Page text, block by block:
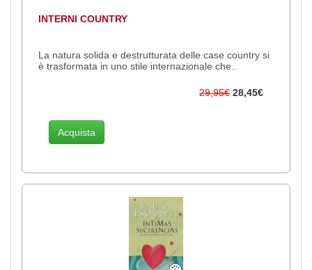
INTERNI COUNTRY
La natura solida e destrutturata delle case country si
è trasformata in uno stile internazionale che..
29,95€ 28,45€
Acquista